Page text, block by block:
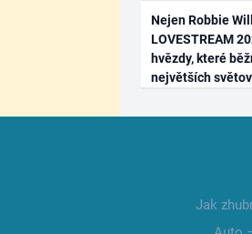
Nejen Robbie
LOVESTREAM
hvězdy, které
největších
Jak